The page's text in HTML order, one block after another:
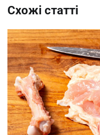
Схожі статті